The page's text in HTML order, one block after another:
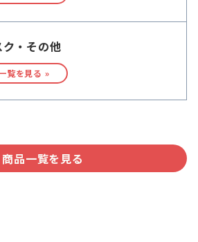
ク・その他
覧を見る »
商品一覧を見る